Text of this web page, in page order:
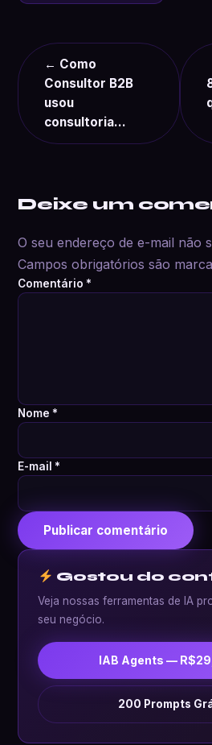
← Como
Consultor B2B
usou
consultoria…
Deixe um
O seu endereço de e-mail não
Campos obrigatórios são
Comentário *
Nome *
E-mail *
Gostou do
Veja nossas ferramentas de IA
seu negócio.
IAB Agents —
200 Prompts